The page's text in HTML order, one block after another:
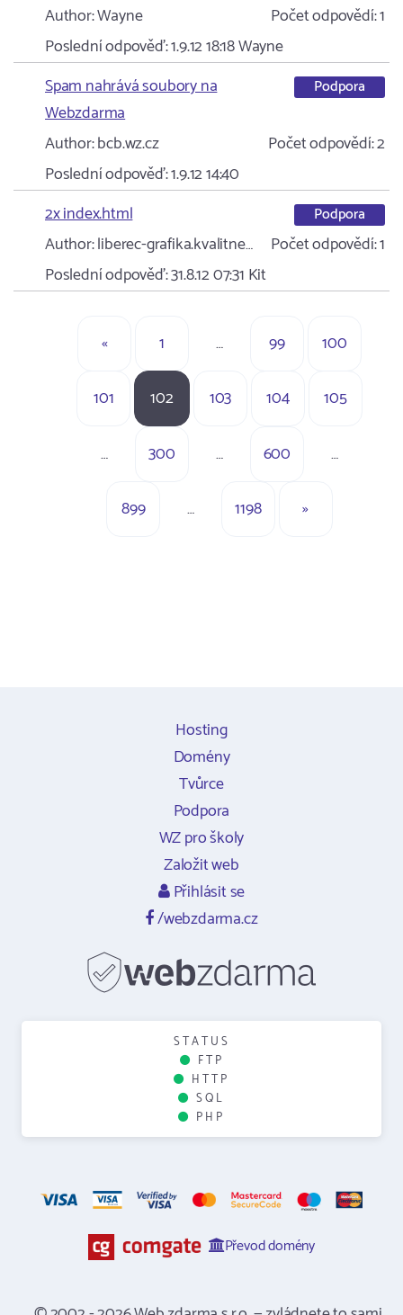
Author:Wayne Počet odpovědí:1
Poslední odpověď:1.9.12 18:18Wayne
Spam nahrává soubory na
Webzdarma
Podpora
Author:bcb.wz.cz Počet odpovědí:2
Poslední odpověď:1.9.12 14:40
2x index.html
Podpora
Author:liberec-grafika.kvalitne… Počet odpovědí:1
Poslední odpověď:31.8.12 07:31 Kit
« 1 … 99 100
101 102 103 104 105
… 300 … 600 …
899 … 1198 »
Hosting
Domény
Tvůrce
Podpora
WZ pro školy
Založit web
Přihlásit se
/webzdarma.cz
STATUS
FTP
HTTP
SQL
PHP
Převod domény